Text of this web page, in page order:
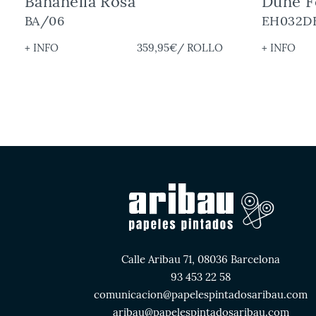
BA/06
+ INFO 359,95€/ ROLLO + INFO
Calle Aribau 71, 08036 Barcelona
93 453 22 58
comunicacion@papelespintadosaribau.com
aribau@papelespintadosaribau.com